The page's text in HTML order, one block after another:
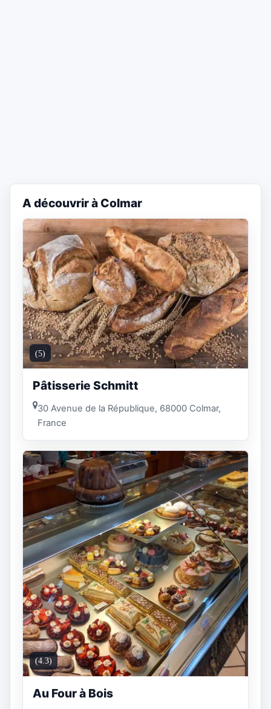
A découvrir à Colmar
(5)
Pâtisserie Schmitt
30 Avenue de la République, 68000 Colmar,
France
(4.3)
Au Four à Bois